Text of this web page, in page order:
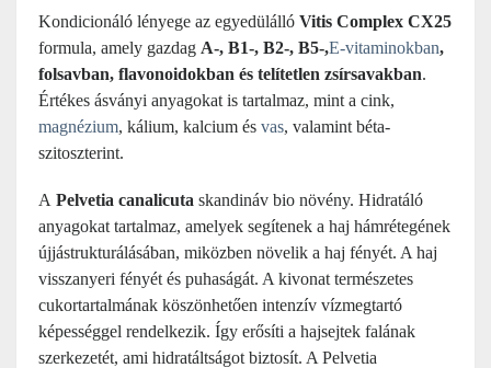
Kondicionáló lényege az egyedülálló Vitis Complex CX25
formula, amely gazdag A-, B1-, B2-, B5-,E-vitaminokban,
folsavban, flavonoidokban és telítetlen zsírsavakban.
Értékes ásványi anyagokat is tartalmaz, mint a cink,
magnézium, kálium, kalcium és vas, valamint béta-
szitoszterint.
A Pelvetia canalicuta skandináv bio növény. Hidratáló
anyagokat tartalmaz, amelyek segítenek a haj hámrétegének
újjástrukturálásában, miközben növelik a haj fényét. A haj
visszanyeri fényét és puhaságát. A kivonat természetes
cukortartalmának köszönhetően intenzív vízmegtartó
képességgel rendelkezik. Így erősíti a hajsejtek falának
szerkezetét, ami hidratáltságot biztosít. A Pelvetia